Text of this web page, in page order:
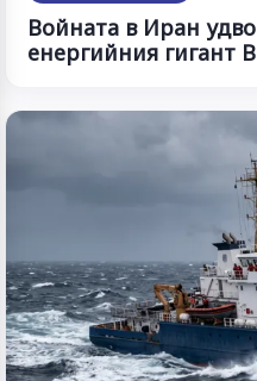
Войната в Иран
енергийния гигант